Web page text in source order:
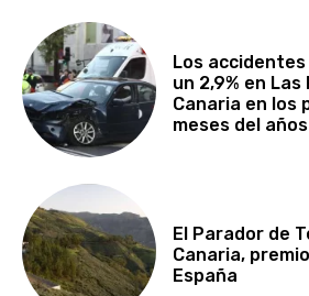
Los
un 2,9% en Las
Canaria en los
meses del años
El Parador de
Canaria,
España